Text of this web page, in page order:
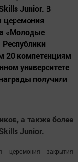
Junior. В
церемония
«Молодые
20 компетенциям
университете
получили
а также более
Junior.
закрытия